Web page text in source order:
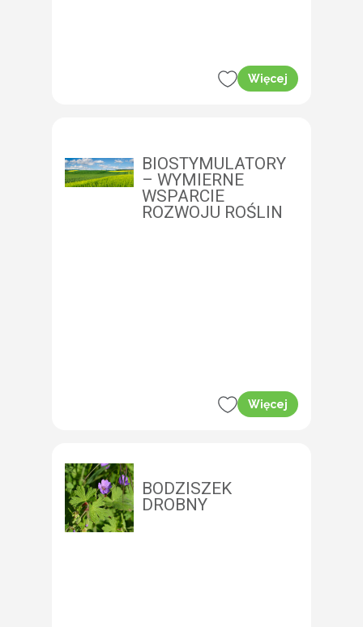
Więcej
BIOSTYMULATORY
– WYMIERNE
WSPARCIE
ROZWOJU ROŚLIN
Więcej
BODZISZEK
DROBNY